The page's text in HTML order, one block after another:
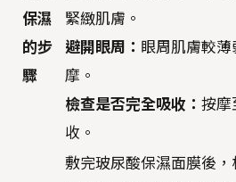
保濕
的步
驟
緊緻肌膚。
避開眼周： 眼周肌膚較
摩。
檢查是否完全吸收： 按摩
收。
敷完玻尿酸保濕面膜後